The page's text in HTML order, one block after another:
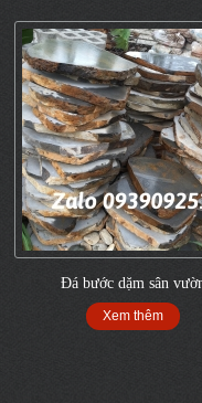
Đá bước dặm sân
Xem thêm